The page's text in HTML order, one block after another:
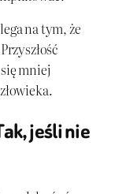
na tym, że
mniej
jeśli nie